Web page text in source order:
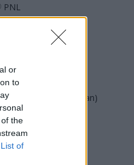
or
to
the
List of
PNL
PMP (Tomac)
Forța Dreptei (L. Orban)
PNȚMM
REPER
SENS